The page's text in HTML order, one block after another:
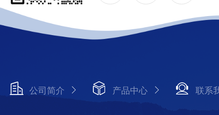
公司简介 产品中心 联系